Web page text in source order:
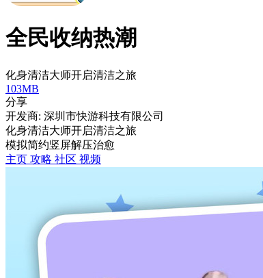
全民收纳热潮
化身清洁大师开启清洁之旅
103MB
分享
开发商: 深圳市快游科技有限公司
化身清洁大师开启清洁之旅
模拟简约竖屏解压治愈
主页 攻略 社区 视频